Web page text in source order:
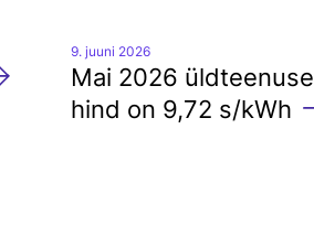
9. juuni 2026
Mai 2026 üldteenuse
hind on 9,72 s/kWh